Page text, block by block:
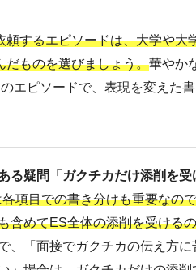
頼するエピソードは、大学や大
だものを選びましょう。華やか
エピソードで、表現を変えた
る疑問「ガクチカだけ添削を受
項目での書き分けも重要なの
含めてES全体の添削を受ける
、「面接でガクチカの伝え方